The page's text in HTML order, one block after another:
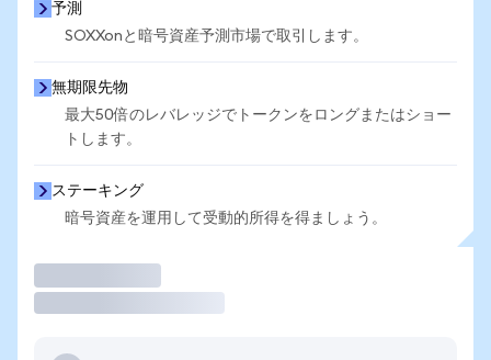
予測
SOXXonと暗号資産予測市場で取引します。
無期限先物
最大50倍のレバレッジでトークンをロングまたはショー
トします。
ステーキング
暗号資産を運用して受動的所得を得ましょう。